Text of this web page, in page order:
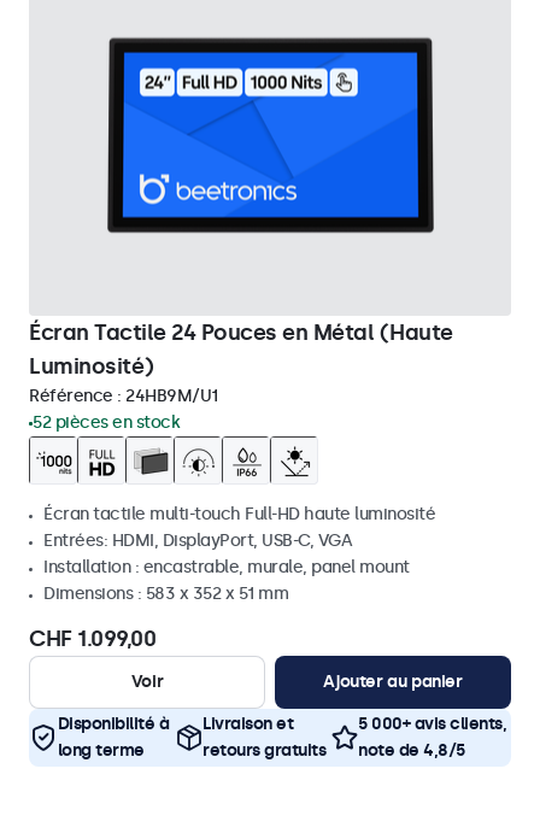
Écran Tactile 24 Pouces en Métal (Haute
Luminosité)
Référence : 24HB9M/U1
52 pièces en stock
Écran tactile multi-touch Full-HD haute luminosité
Entrées: HDMI, DisplayPort, USB-C, VGA
Installation : encastrable, murale, panel mount
Dimensions : 583 x 352 x 51 mm
CHF 1.099,00
Voir Ajouter au panier
Disponibilité à
long terme
Livraison et
retours gratuits
5 000+ avis clients,
note de 4,8/5